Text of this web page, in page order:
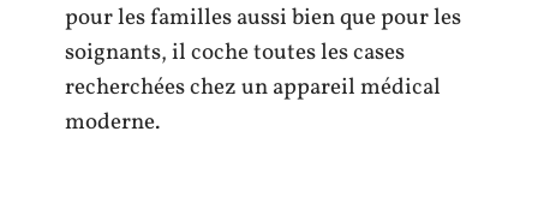
pour les familles aussi bien que pour les
soignants, il coche toutes les cases
recherchées chez un appareil médical
moderne.